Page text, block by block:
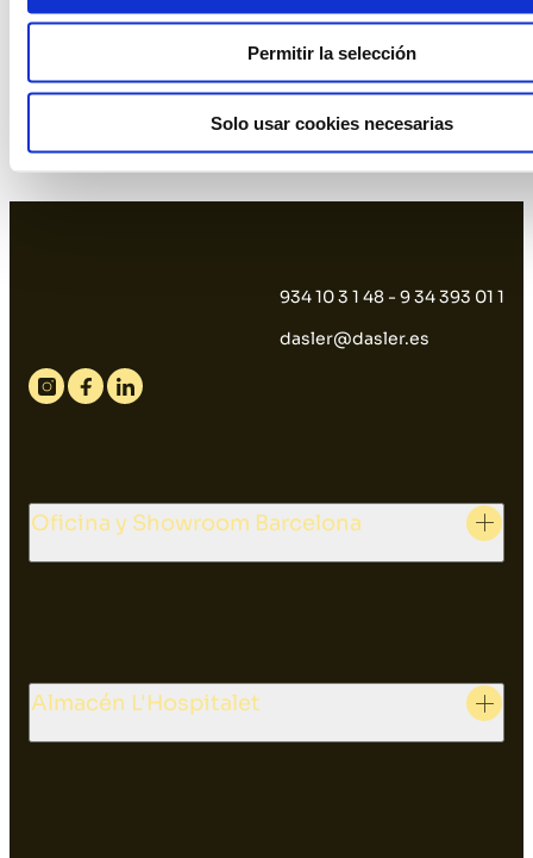
Permitir la selección
Solo usar cookies necesarias
Candelabro cristal
Farol rattan natural
934 10 3 1 48 - 9 34 393 01 1
dasler@dasler.es
Instagram
FacebookLinkedin
Oficina y Showroom Barcelona
Almacén L'Hospitalet